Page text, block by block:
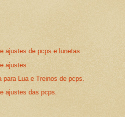
ajustes de pcps e lunetas.
ajustes.
para Lua e Treinos de pcps.
ajustes das pcps.